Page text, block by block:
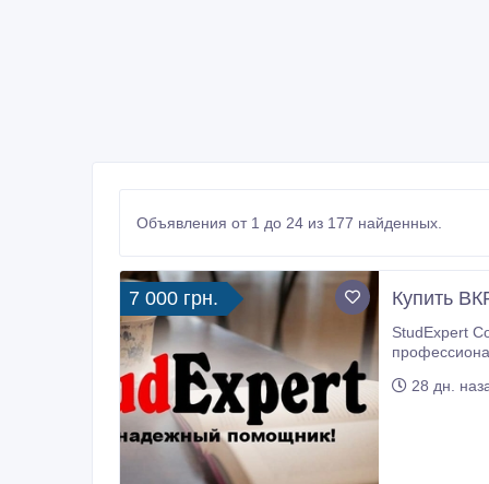
Объявления от 1 до 24 из 177 найденных.
7 000 грн. Купить
StudExpert
28 дн.